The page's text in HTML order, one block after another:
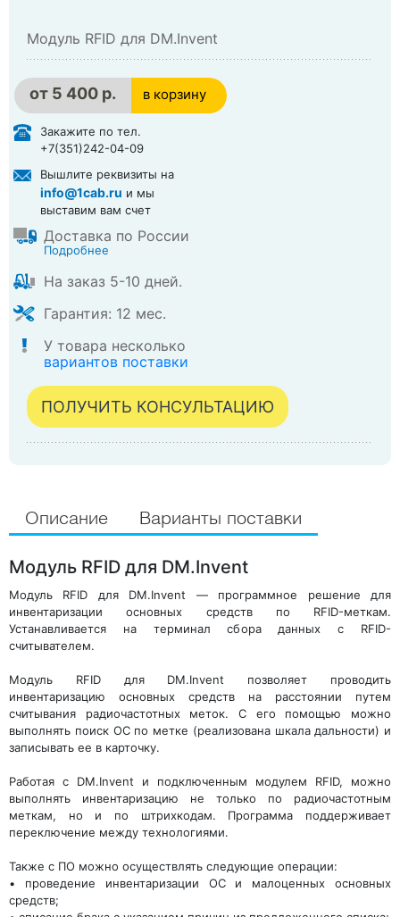
Модуль RFID для DM.Invent
от 5 400 р. в корзину
Закажите по тел.
+7(351)242-04-09
Вышлите реквизиты на
info@1cab.ru и мы
выставим вам счет
Доставка по России
Подробнее
На заказ 5-10 дней.
Гарантия: 12 мес.
У товара несколько
вариантов поставки
ПОЛУЧИТЬ КОНСУЛЬТАЦИЮ
Описание Варианты поставки
Модуль RFID для DM.Invent
Модуль RFID для DM.Invent — программное решение для
инвентаризации основных средств по RFID-меткам.
Устанавливается на терминал сбора данных с RFID-
считывателем.
Модуль RFID для DM.Invent позволяет проводить
инвентаризацию основных средств на расстоянии путем
считывания радиочастотных меток. С его помощью можно
выполнять поиск ОС по метке (реализована шкала дальности) и
записывать ее в карточку.
Работая с DM.Invent и подключенным модулем RFID, можно
выполнять инвентаризацию не только по радиочастотным
меткам, но и по штрихкодам. Программа поддерживает
переключение между технологиями.
Также с ПО можно осуществлять следующие операции:
• проведение инвентаризации ОС и малоценных основных
средств;